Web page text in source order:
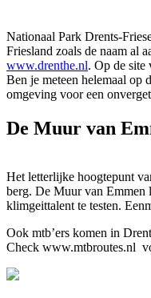
Nationaal Park Drents-
Friesland zoals de naam al
www.drenthe.nl. Op de site
Ben je meteen helemaal op
omgeving voor een
De Muur van
Het letterlijke hoogtepunt
berg. De Muur van Emmen
klimgeittalent te testen.
Ook mtb’ers komen in
Check www.mtbroutes.nl